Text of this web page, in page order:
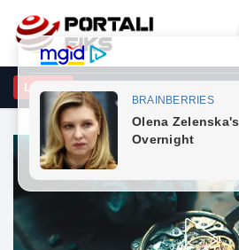
LAJMEKërkesat e LDK-së ndaj VV-së